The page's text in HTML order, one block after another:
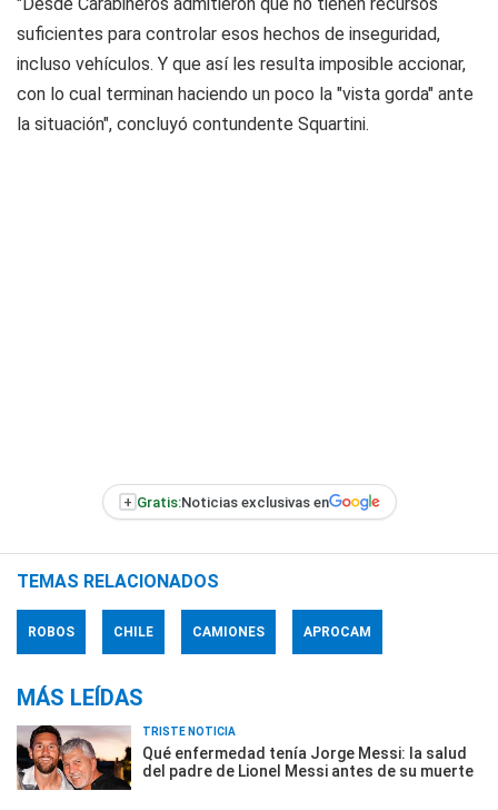
suficientes para controlar esos hechos de inseguridad,
incluso vehículos. Y que así les resulta imposible accionar,
con lo cual terminan haciendo un poco la "vista gorda" ante
la situación", concluyó contundente Squartini.
+ Gratis:Noticias exclusivas en
TEMAS RELACIONADOS
ROBOS CHILE CAMIONES APROCAM
MÁS LEÍDAS
TRISTE NOTICIA
Qué enfermedad tenía Jorge Messi: la salud
del padre de Lionel Messi antes de su muerte